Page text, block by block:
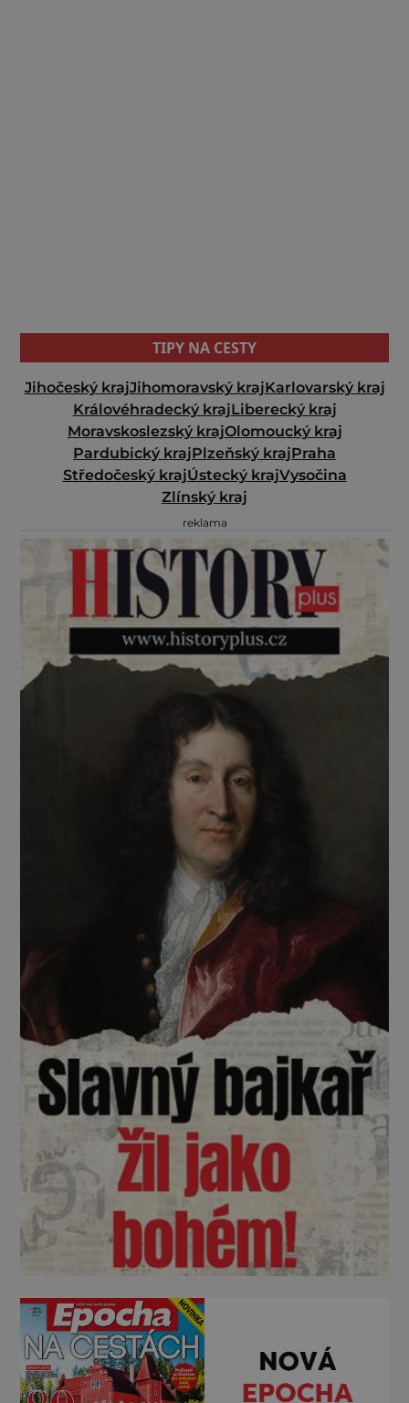
TIPY NA CESTY
Jihočeský krajJihomoravský krajKarlovarský kraj
Královéhradecký krajLiberecký kraj
Moravskoslezský krajOlomoucký kraj
Pardubický krajPlzeňský krajPraha
Středočeský krajÚstecký krajVysočina
Zlínský kraj
reklama